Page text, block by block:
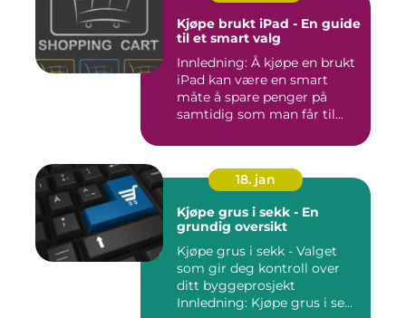
Kjøpe brukt iPad - En guide
til et smart valg
Innledning: Å kjøpe en brukt
iPad kan være en smart
måte å spare penger på
samtidig som man får til...
18. jan
Kjøpe grus i sekk - En
grundig oversikt
Kjøpe grus i sekk - Valget
som gir deg kontroll over
ditt byggeprosjekt
Innledning: Kjøpe grus i se...